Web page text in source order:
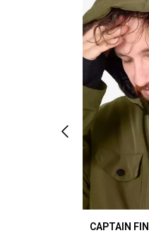
CAPTAIN FIN